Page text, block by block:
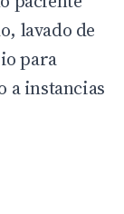
lavado de
para
a instancias